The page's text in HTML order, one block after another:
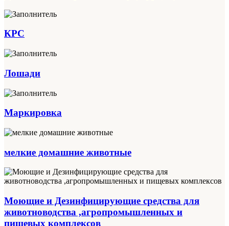
КРС
Лошади
Маркировка
мелкие домашние животные
Моющие и Дезинфицирующие средства для
животноводства ,агропромышленных и
пищевых комплексов